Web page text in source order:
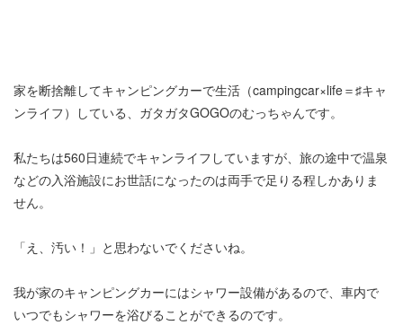
家を断捨離してキャンピングカーで生活（campingcar×life＝♯キャ
ンライフ）している、ガタガタGOGOのむっちゃんです。
私たちは560日連続でキャンライフしていますが、旅の途中で温泉
などの入浴施設にお世話になったのは両手で足りる程しかありま
せん。
「え、汚い！」と思わないでくださいね。
我が家のキャンピングカーにはシャワー設備があるので、車内で
いつでもシャワーを浴びることができるのです。